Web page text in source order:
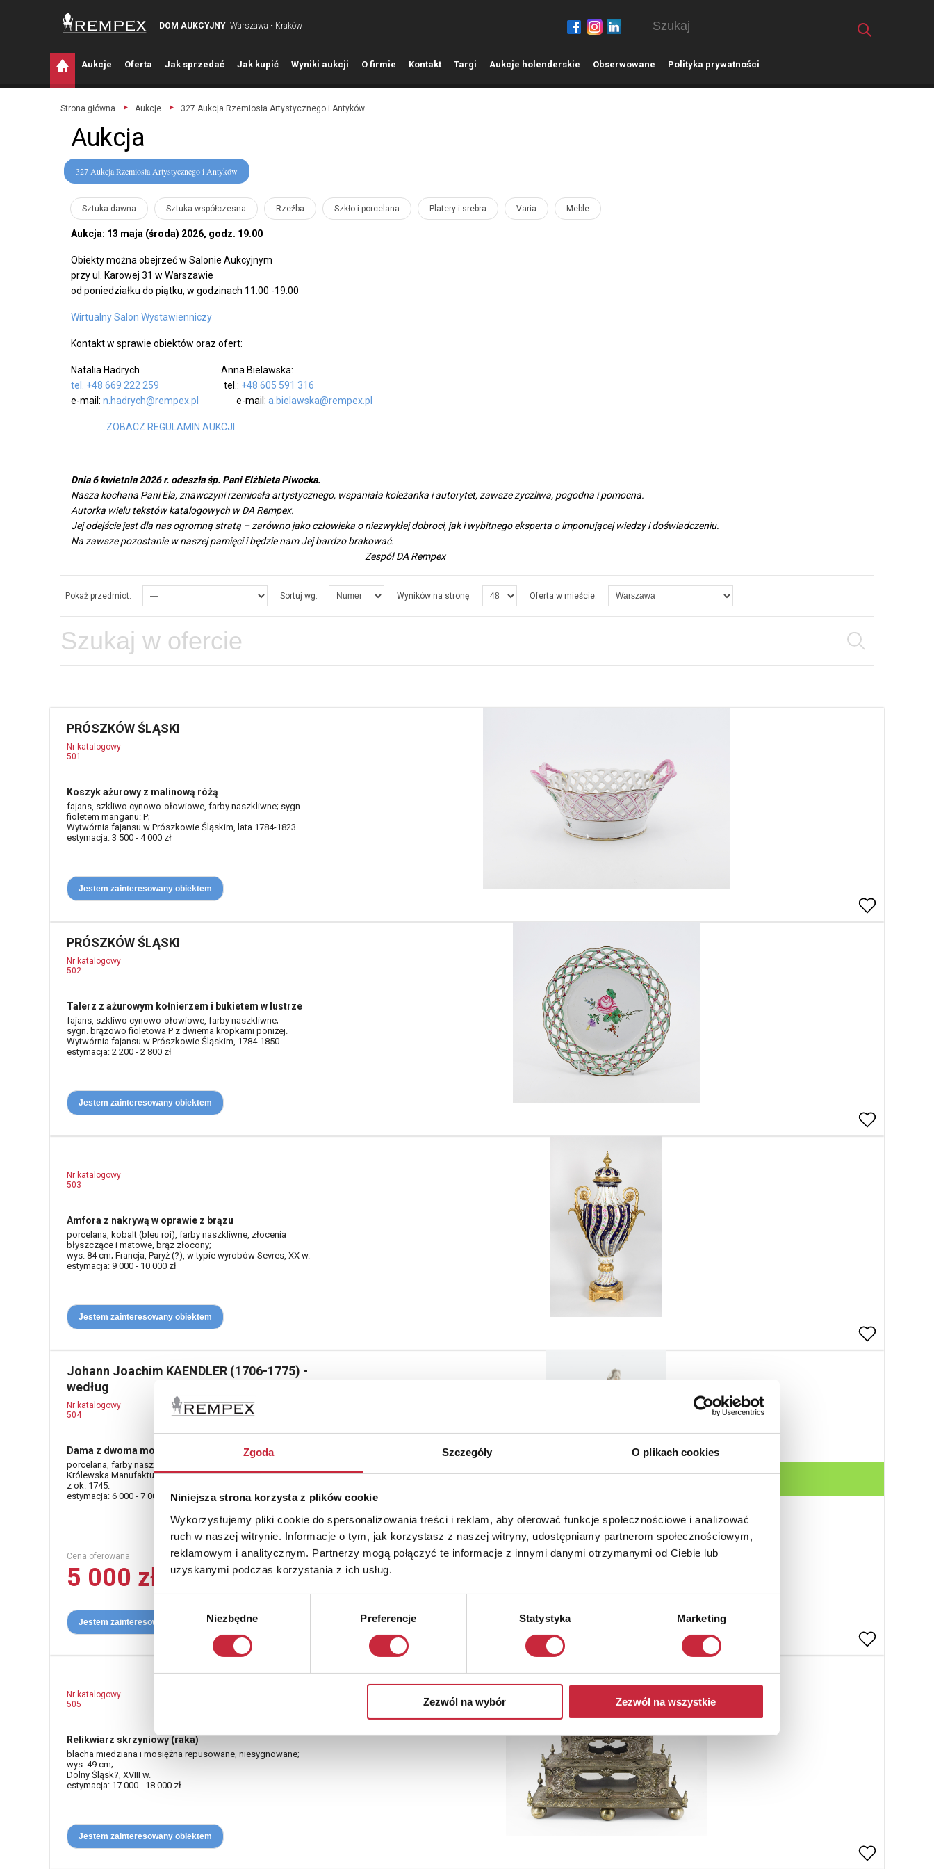
Zgoda Szczegóły O plikach cookies
Niniejsza strona korzysta z plików cookie
Wykorzystujemy pliki cookie do spersonalizowania treści i reklam, aby oferować funkcje społecznościowe i analizować
ruch w naszej witrynie. Informacje o tym, jak korzystasz z naszej witryny, udostępniamy partnerom społecznościowym,
reklamowym i analitycznym. Partnerzy mogą połączyć te informacje z innymi danymi otrzymanymi od Ciebie lub
uzyskanymi podczas korzystania z ich usług.
Niezbędne Preferencje Statystyka Marketing
Zezwól na wybór Zezwól na wszystkie
DOM AUKCYJNY Warszawa • Kraków
Aukcje Oferta Jak sprzedać Jak kupić Wyniki aukcji O firmie Kontakt Targi Aukcje holenderskie Obserwowane Polityka prywatności
Strona główna Aukcje 327 Aukcja Rzemiosła Artystycznego i Antyków
Aukcja
327 Aukcja Rzemiosła Artystycznego i Antyków
Sztuka dawna Sztuka współczesna Rzeźba Szkło i porcelana Platery i srebra Varia Meble
Aukcja: 13 maja (środa) 2026, godz. 19.00
Obiekty można obejrzeć w Salonie Aukcyjnym
przy ul. Karowej 31 w Warszawie
od poniedziałku do piątku, w godzinach 11.00 -19.00
Wirtualny Salon Wystawienniczy
Kontakt w sprawie obiektów oraz ofert:
Natalia Hadrych Anna Bielawska:
tel. +48 669 222 259
tel.: +48 605 591 316
e-mail: n.hadrych@rempex.pl e-mail: a.bielawska@rempex.pl
ZOBACZ REGULAMIN AUKCJI
Dnia 6 kwietnia 2026 r. odeszła śp. Pani Elżbieta Piwocka.
Nasza kochana Pani Ela, znawczyni rzemiosła artystycznego, wspaniała koleżanka i autorytet, zawsze życzliwa, pogodna i pomocna.
Autorka wielu tekstów katalogowych w DA Rempex.
Jej odejście jest dla nas ogromną stratą – zarówno jako człowieka o niezwykłej dobroci, jak i wybitnego eksperta o imponującej wiedzy i doświadczeniu.
Na zawsze pozostanie w naszej pamięci i będzie nam Jej bardzo brakować.
Zespół DA Rempex
Pokaż przedmiot: Sortuj wg: Wyników na stronę: Oferta w mieście:
PRÓSZKÓW ŚLĄSKI
Nr katalogowy
501
Koszyk ażurowy z malinową różą
fajans, szkliwo cynowo-ołowiowe, farby naszkliwne; sygn.
fioletem manganu: P;
Wytwórnia fajansu w Prószkowie Śląskim, lata 1784-1823.
estymacja: 3 500 - 4 000 zł
Jestem zainteresowany obiektem
PRÓSZKÓW ŚLĄSKI
Nr katalogowy
502
Talerz z ażurowym kołnierzem i bukietem w lustrze
fajans, szkliwo cynowo-ołowiowe, farby naszkliwne;
sygn. brązowo fioletowa P z dwiema kropkami poniżej.
Wytwórnia fajansu w Prószkowie Śląskim, 1784-1850.
estymacja: 2 200 - 2 800 zł
Jestem zainteresowany obiektem
Nr katalogowy
503
Amfora z nakrywą w oprawie z brązu
porcelana, kobalt (bleu roi), farby naszkliwne, złocenia
błyszczące i matowe, brąz złocony;
wys. 84 cm; Francja, Paryż (?), w typie wyrobów Sevres, XX w.
estymacja: 9 000 - 10 000 zł
Jestem zainteresowany obiektem
Johann Joachim KAENDLER (1706-1775) -
według
Nr katalogowy
504
Dama z dwoma mopsami (dame vom Mopsorden)
porcelana, farby naszkliwne, złocenia; wys. 28 cm;
Królewska Manufaktura w Miśni, 2 poł. XIX w. (?) wg modelu
z ok. 1745.
estymacja: 6 000 - 7 000 zł
Cena oferowana
5 000 zł
Jestem zainteresowany obiektem
Nr katalogowy
505
Relikwiarz skrzyniowy (raka)
blacha miedziana i mosiężna repusowane, niesygnowane;
wys. 49 cm;
Dolny Śląsk?, XVIII w.
estymacja: 17 000 - 18 000 zł
Jestem zainteresowany obiektem